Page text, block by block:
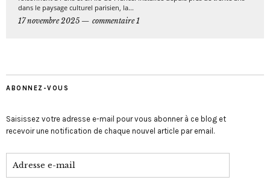
dans le paysage culturel parisien, la...
17 novembre 2025
commentaire 1
ABONNEZ-VOUS
Saisissez votre adresse e-mail pour vous abonner à ce blog et
recevoir une notification de chaque nouvel article par email.